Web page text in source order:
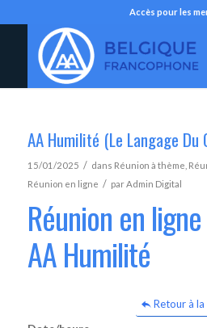
Accès pour les
AA Humilité (Le Langage Du
15/01/2025 / dans Réunion à thème
Réunion en ligne / parAdmin Digital
Réunion en
AA Humilité
Retour à